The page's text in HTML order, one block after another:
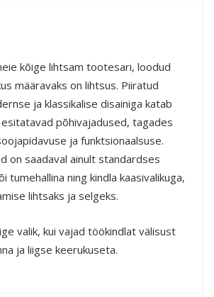
kõige lihtsam tootesari, loodud
määravaks on lihtsus. Piiratud
ja klassikalise disainiga katab
põhivajadused, tagades
ja funktsionaalsuse.
on saadaval ainult standardses
tumehallina ning kindla kaasivalikuga,
lihtsaks ja selgeks.
valik, kui vajad töökindlat välisust
ja liigse keerukuseta.